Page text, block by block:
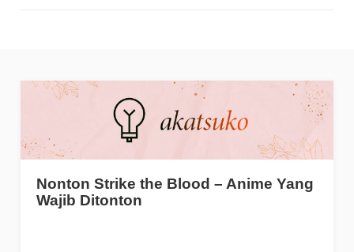
Nonton Strike the Blood – Anime Yang
Wajib Ditonton